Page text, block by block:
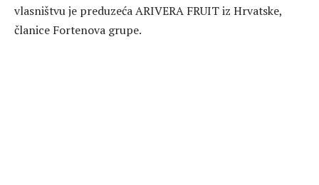
vlasništvu je preduzeća ARIVERA FRUIT iz Hrvatske,
članice Fortenova grupe.